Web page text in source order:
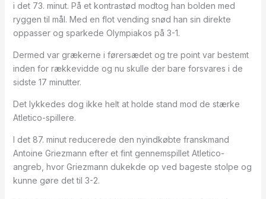
i det 73. minut. På et kontrastød modtog han bolden med
ryggen til mål. Med en flot vending snød han sin direkte
oppasser og sparkede Olympiakos på 3-1.
Dermed var grækerne i førersædet og tre point var bestemt
inden for rækkevidde og nu skulle der bare forsvares i de
sidste 17 minutter.
Det lykkedes dog ikke helt at holde stand mod de stærke
Atletico-spillere.
I det 87. minut reducerede den nyindkøbte franskmand
Antoine Griezmann efter et fint gennemspillet Atletico-
angreb, hvor Griezmann dukekde op ved bageste stolpe og
kunne gøre det til 3-2.